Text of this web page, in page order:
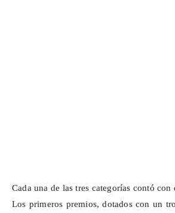
Cada una de las tres categorías contó
Los primeros premios, dotados con un